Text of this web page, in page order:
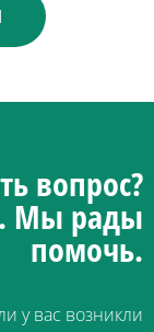
вопрос?
Мы рады
помочь.
у вас возникли